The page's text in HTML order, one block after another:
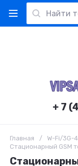
+ 7
Главная / W-Fi/3G-
Стационарный GSM